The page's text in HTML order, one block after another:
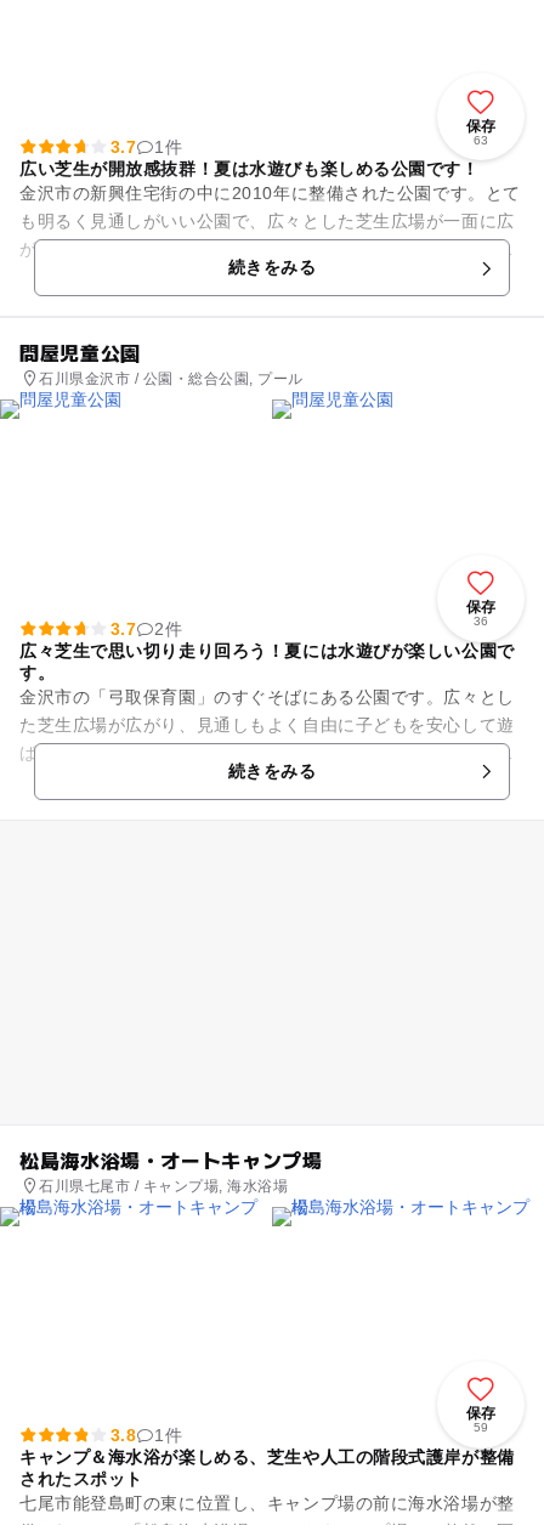
保存
63
3.7
1件
広い芝生が開放感抜群！夏は水遊びも楽しめる公園です！
金沢市の新興住宅街の中に2010年に整備された公園です。とて
も明るく見通しがいい公園で、広々とした芝生広場が一面に広
がり、子どもたちが自由に走り回ったり、鬼ごっこをしたりと
様々な遊びが広がります...続きをみる
問屋児童公園
石川県金沢市 / 公園・総合公園, プール
保存
36
3.7
2件
広々芝生で思い切り走り回ろう！夏には水遊びが楽しい公園で
す。
金沢市の「弓取保育園」のすぐそばにある公園です。広々とし
た芝生広場が広がり、見通しもよく自由に子どもを安心して遊
ばせることができます。また遊具が設置されているエリアには
ブランコ、すべり台、ジャン...続きをみる
松島海水浴場・オートキャンプ場
石川県七尾市 / キャンプ場, 海水浴場
保存
59
3.8
1件
キャンプ＆海水浴が楽しめる、芝生や人工の階段式護岸が整備
されたスポット
七尾市能登島町の東に位置し、キャンプ場の前に海水浴場が整